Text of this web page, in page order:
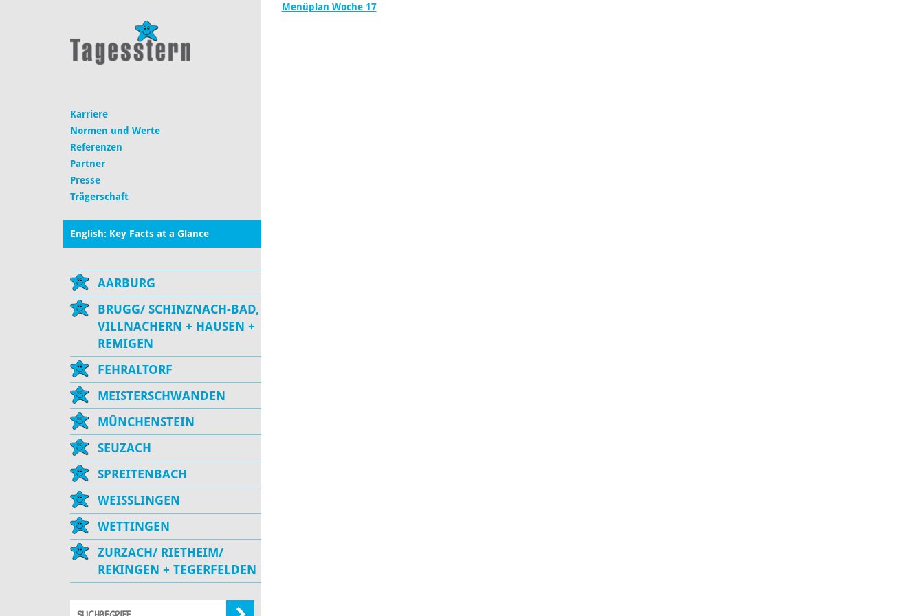
Karriere
Normen und Werte
Referenzen
Partner
Presse
Trägerschaft
English: Key Facts at a Glance
AARBURG
BRUGG/ SCHINZNACH-BAD,
VILLNACHERN + HAUSEN +
REMIGEN
FEHRALTORF
MEISTERSCHWANDEN
MÜNCHENSTEIN
SEUZACH
SPREITENBACH
WEISSLINGEN
WETTINGEN
ZURZACH/ RIETHEIM/
REKINGEN + TEGERFELDEN
Menüplan Woche 17